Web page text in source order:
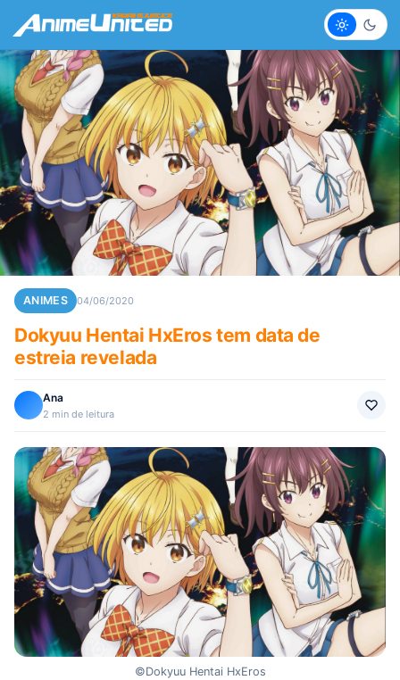
Claro
ANIMES 04/06/2020
Dokyuu Hentai HxEros tem data de
estreia revelada
Ana
2 min de leitura
©Dokyuu Hentai HxEros